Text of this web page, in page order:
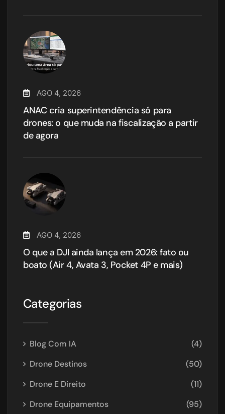
AGO 4, 2026
ANAC cria superintendência só para
drones: o que muda na fiscalização a partir
de agora
AGO 4, 2026
O que a DJI ainda lança em 2026: fato ou
boato (Air 4, Avata 3, Pocket 4P e mais)
Categorias
Blog Com IA
(4)
Drone Destinos
(50)
Drone E Direito
(11)
Drone Equipamentos
(95)